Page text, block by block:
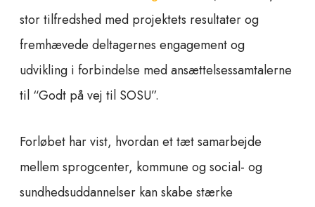
stor tilfredshed med projektets resultater og
fremhævede deltagernes engagement og
udvikling i forbindelse med ansættelsessamtalerne
til “Godt på vej til SOSU”.
Forløbet har vist, hvordan et tæt samarbejde
mellem sprogcenter, kommune og social- og
sundhedsuddannelser kan skabe stærke